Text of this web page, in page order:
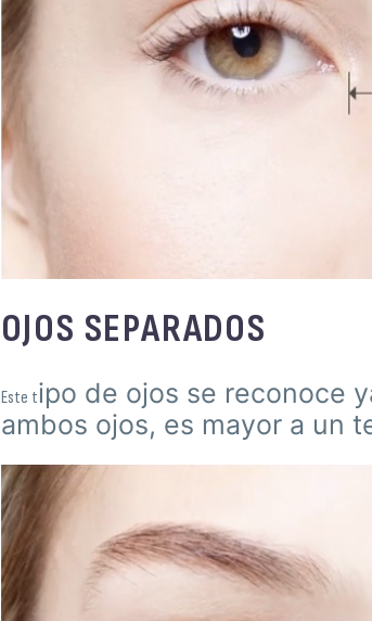
OJOS SEPARADOS
Este tipo de ojos se reconoce
ambos ojos, es mayor a un